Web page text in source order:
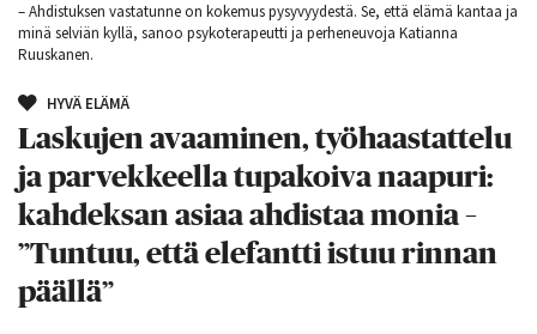
– Ahdistuksen vastatunne on kokemus pysyvyydestä. Se, että elämä kantaa ja
minä selviän kyllä, sanoo psykoterapeutti ja perheneuvoja Katianna
Ruuskanen.
HYVÄ ELÄMÄ
Laskujen avaaminen, työhaastattelu
ja parvekkeella tupakoiva naapuri:
kahdeksan asiaa ahdistaa monia –
”Tuntuu, että elefantti istuu rinnan
päällä”